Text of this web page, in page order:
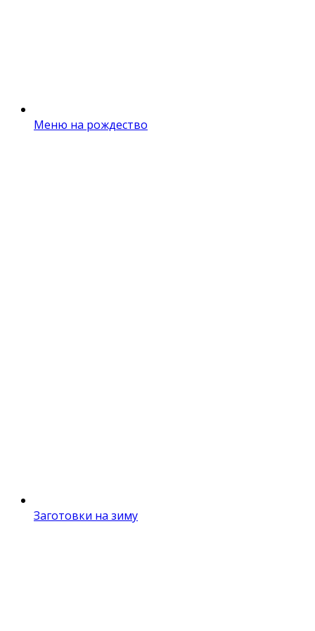
Меню на рождество
Заготовки на зиму